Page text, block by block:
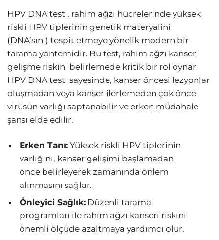
HPV DNA testi, rahim ağzı hücrelerinde yüksek
riskli HPV tiplerinin genetik materyalini
(DNA’sını) tespit etmeye yönelik modern bir
tarama yöntemidir. Bu test, rahim ağzı kanseri
gelişme riskini belirlemede kritik bir rol oynar.
HPV DNA testi sayesinde, kanser öncesi lezyonlar
oluşmadan veya kanser ilerlemeden çok önce
virüsün varlığı saptanabilir ve erken müdahale
şansı elde edilir.
Erken Tanı: Yüksek riskli HPV tiplerinin
varlığını, kanser gelişimi başlamadan
önce belirleyerek zamanında önlem
alınmasını sağlar.
Önleyici Sağlık: Düzenli tarama
programları ile rahim ağzı kanseri riskini
önemli ölçüde azaltmaya yardımcı olur.